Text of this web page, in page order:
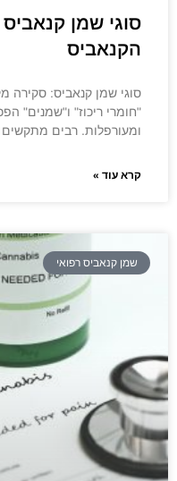
סוגי שמן
הקנאביס
סוגי שמן קנאביס: סקירה
"חומרי ריכוז" ו"שמנים"
ומעורפלות. רבים מתקשים
קרא עוד »
שמן קנאביס רפואי